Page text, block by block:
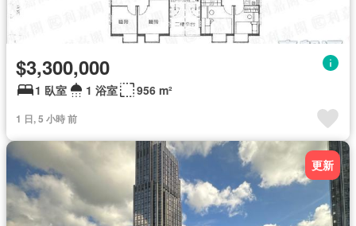
$3,300,000
1 臥室 1 浴室 956 m²
1 日, 5 小時 前
更新